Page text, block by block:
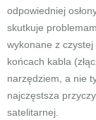
odpowiedniej
skutkuje
wykonane z
końcach kabla
narzędziem, a nie
najczęstsza
satelitarnej.